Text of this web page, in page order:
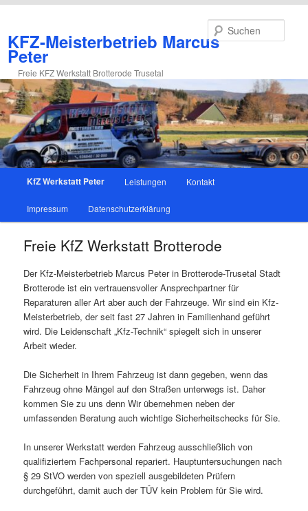
Inhalt
springen
KFZ-Meisterbetrieb Marcus
Peter
Freie KFZ Werkstatt Brotterode Trusetal
HauptmenüKfZ Werkstatt Peter Leistungen Kontakt
Impressum Datenschutzerklärung
Freie KfZ Werkstatt Brotterode
Der Kfz-Meisterbetrieb Marcus Peter in Brotterode-Trusetal Stadt
Brotterode ist ein vertrauensvoller Ansprechpartner für
Reparaturen aller Art aber auch der Fahrzeuge. Wir sind ein Kfz-
Meisterbetrieb, der seit fast 27 Jahren in Familienhand geführt
wird. Die Leidenschaft „Kfz-Technik“ spiegelt sich in unserer
Arbeit wieder.
Die Sicherheit in Ihrem Fahrzeug ist dann gegeben, wenn das
Fahrzeug ohne Mängel auf den Straßen unterwegs ist. Daher
kommen Sie zu uns denn Wir übernehmen neben der
umfassenden Beratung auch wichtige Sicherheitschecks für Sie.
In unserer Werkstatt werden Fahrzeug ausschließlich von
qualifiziertem Fachpersonal repariert. Hauptuntersuchungen nach
§ 29 StVO werden von speziell ausgebildeten Prüfern
durchgeführt, damit auch der TÜV kein Problem für Sie wird.